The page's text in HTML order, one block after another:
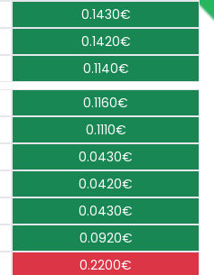
0.1430€
0.1420€
0.1140€
0.1160€
0.1110€
0.0430€
0.0420€
0.0430€
0.0920€
0.2200€